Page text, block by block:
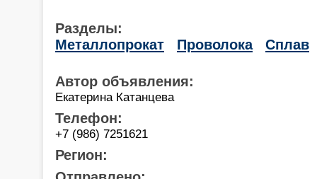
Разделы:
Металлопрокат
Проволока Сплав
Автор объявления:
Екатерина Катанцева
Телефон:
+7 (986) 7251621
Регион: